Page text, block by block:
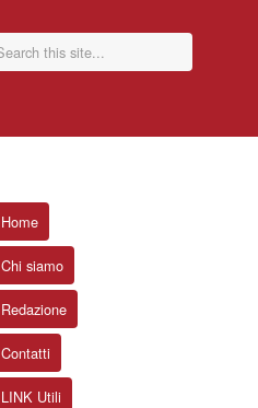
Home
Chi siamo
Redazione
Contatti
LINK Utili